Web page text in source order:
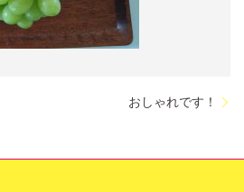
おしゃれです！